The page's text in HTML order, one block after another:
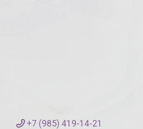
+7 (985) 419-14-21